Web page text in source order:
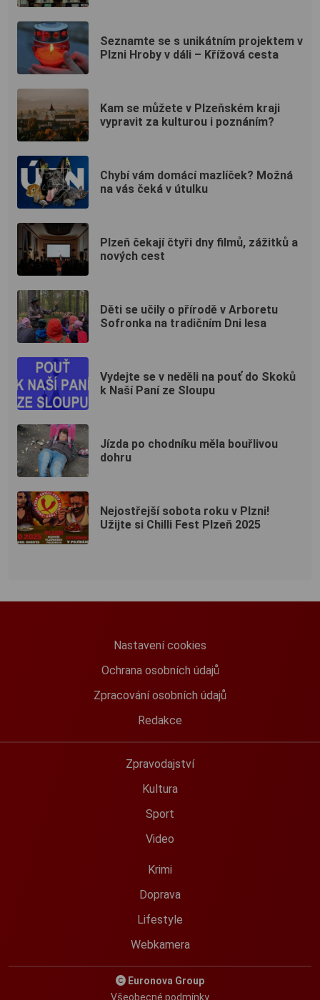
Seznamte se s unikátním projektem v
Plzni Hroby v dáli – Křížová cesta
Kam se můžete v Plzeňském kraji
vypravit za kulturou i poznáním?
Chybí vám domácí mazlíček? Možná
na vás čeká v útulku
Plzeň čekají čtyři dny filmů, zážitků a
nových cest
Děti se učily o přírodě v Arboretu
Sofronka na tradičním Dni lesa
Vydejte se v neděli na pouť do Skoků
k Naší Paní ze Sloupu
Jízda po chodníku měla bouřlivou
dohru
Nejostřejší sobota roku v Plzni!
Užijte si Chilli Fest Plzeň 2025
Nastavení cookies
Ochrana osobních údajů
Zpracování osobních údajů
Redakce
Zpravodajství
Kultura
Sport
Video
Krimi
Doprava
Lifestyle
Webkamera
Euronova Group
Všeobecné podmínky